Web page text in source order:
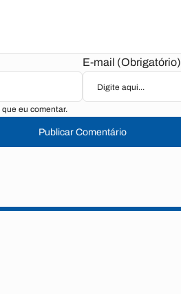
E-mail (Obrigatório)
eu comentar.
Publicar Comentário